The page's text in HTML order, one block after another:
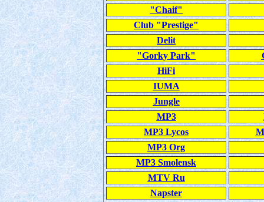
"Chaif"
Club "Prestige"
Delit
"Gorky Park"
HiFi
IUMA
Jungle
MP3
MP3 Lycos
MP3 Org
MP3 Smolensk
MTV Ru
Napster